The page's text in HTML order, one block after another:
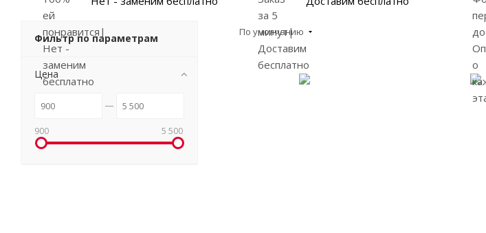
По умолчанию
Фильтр по параметрам
Цена
900 5 500